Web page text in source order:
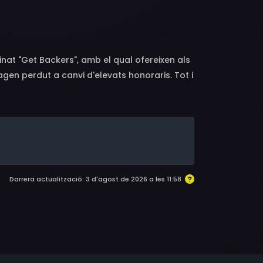
"Get Backers", amb el qual ofereixen als
perdut a canvi d'elevats honoraris. Tot i
que desitgen oblidar, i posseeixen
sempre compleixen amb la seua
farà que, generalment, no reben
trobarà demanant menjar gratis en el
els clients dels Get Backers per a
Darrera actualització: 3 d'agost de 2026 a les 11:58